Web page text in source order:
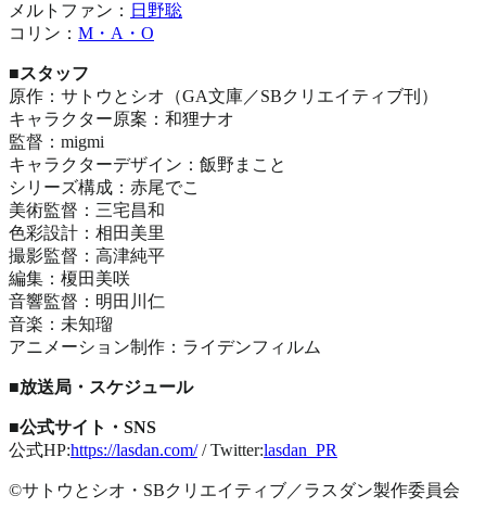
メルトファン： 日野聡
コリン： M・A・O
■スタッフ
原作：サトウとシオ（GA文庫／SBクリエイティブ刊）
キャラクター原案：和狸ナオ
監督：migmi
キャラクターデザイン：飯野まこと
シリーズ構成：赤尾でこ
美術監督：三宅昌和
色彩設計：相田美里
撮影監督：高津純平
編集：榎田美咲
音響監督：明田川仁
音楽：未知瑠
アニメーション制作：ライデンフィルム
■放送局・スケジュール
■公式サイト・SNS
公式HP:https://lasdan.com// Twitter:lasdan_PR
©サトウとシオ・SBクリエイティブ／ラスダン製作委員会